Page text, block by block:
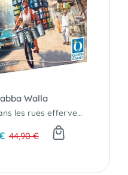
Walla
Plongez dans les rues effervescentes de Bombay...
44,90 €